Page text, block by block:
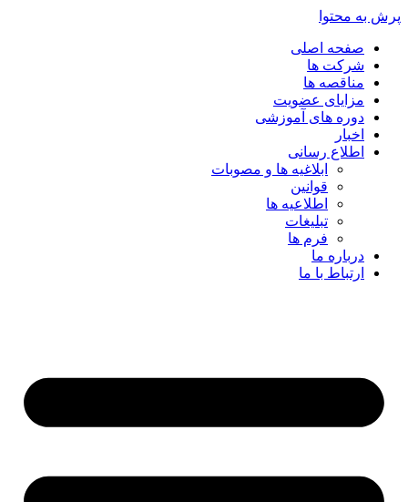
پرش به محتوا
صفحه اصلی
شرکت ها
مناقصه ها
مزایای عضویت
دوره های آموزشی
اخبار
اطلاع رسانی
ابلاغیه ها و مصوبات
قوانین
اطلاعیه ها
تبلیغات
فرم ها
درباره ما
ارتباط با ما